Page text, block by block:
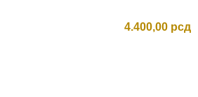
4.400,00 рсд